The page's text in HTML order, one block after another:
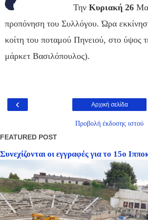
Την Κυριακή 26
προπόνηση του Συλλόγου.Ώρα
κοίτη του ποταμού Πηνειού, στο
μάρκετ Βασιλόπουλος).
‹ Αρχική σελίδα
Προβολή έκδοσης ιστού
FEATURED POST
Συνεχίζονται οι εγγραφές για το 15ο